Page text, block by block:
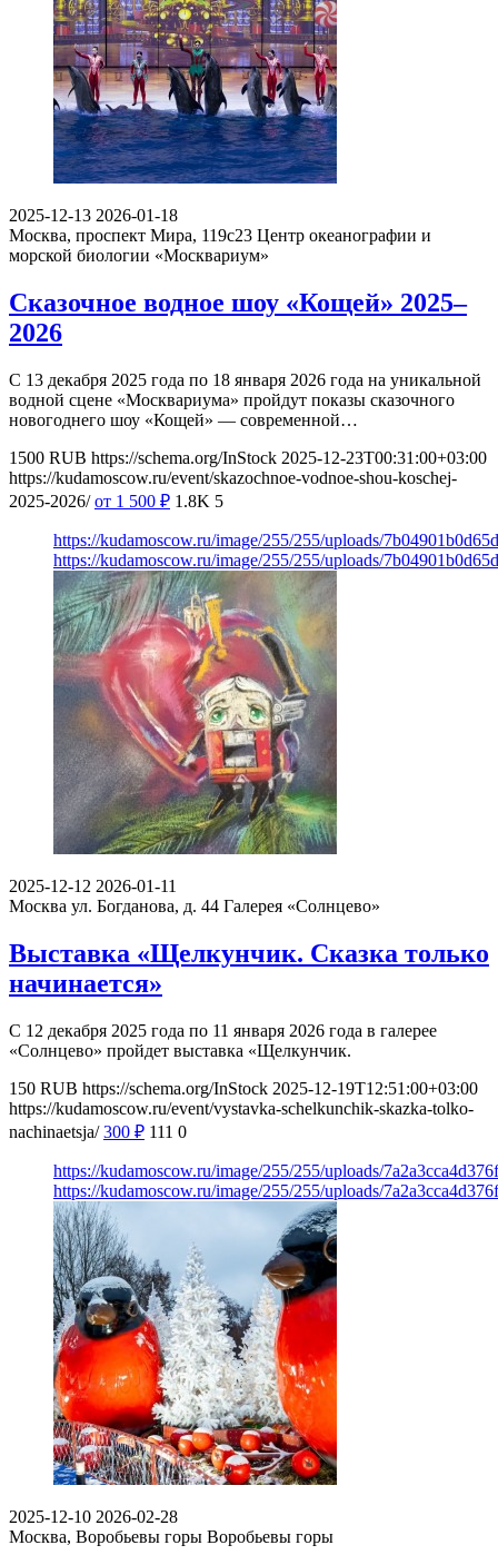
2025-12-13 2026-01-18
Москва, проспект Мира, 119с23 Центр океанографии и
морской биологии «Москвариум»
Сказочное водное шоу «Кощей» 2025–
2026
С 13 декабря 2025 года по 18 января 2026 года на уникальной
водной сцене «Москвариума» пройдут показы сказочного
новогоднего шоу «Кощей» — современной…
1500 RUB https://schema.org/InStock 2025-12-23T00:31:00+03:00
https://kudamoscow.ru/event/skazochnoe-vodnoe-shou-koschej-
2025-2026/ от 1 500 ₽ 1.8K 5
https://kudamoscow.ru/image/255/255/uploads/
https://kudamoscow.ru/image/255/255/uploads/
2025-12-12 2026-01-11
Москва ул. Богданова, д. 44 Галерея «Солнцево»
Выставка «Щелкунчик. Сказка только
начинается»
С 12 декабря 2025 года по 11 января 2026 года в галерее
«Солнцево» пройдет выставка «Щелкунчик.
150 RUB https://schema.org/InStock 2025-12-19T12:51:00+03:00
https://kudamoscow.ru/event/vystavka-schelkunchik-skazka-tolko-
nachinaetsja/ 300 ₽ 111 0
https://kudamoscow.ru/image/255/255/uploads/
https://kudamoscow.ru/image/255/255/uploads/
2025-12-10 2026-02-28
Москва, Воробьевы горы Воробьевы горы